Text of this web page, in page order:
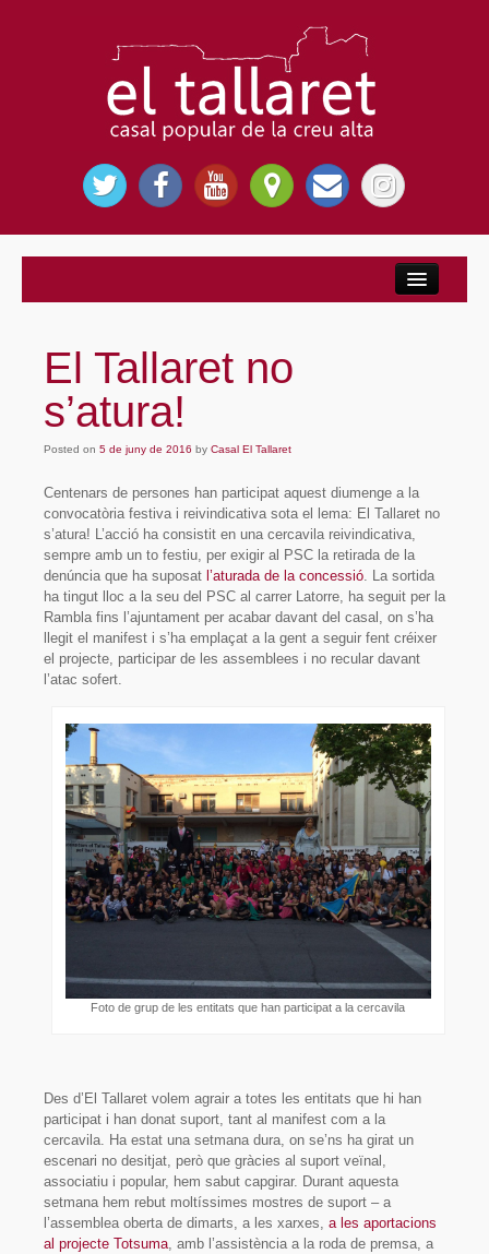
El Casal Popular
Per què El Tallaret?
Entitats
Sòcies i socis
Organització
On som?
Projecte
Activitats
Material
Documents fundacionals
Octavetes
Plafons
Videos
Fes-te soci/sòcia!
Enllaços
Contacte
El Tallaret no
s’atura!
Posted on 5 de juny de 2016 by Casal El Tallaret
Centenars de persones han participat aquest diumenge a la
convocatòria festiva i reivindicativa sota el lema: El Tallaret no
s’atura! L’acció ha consistit en una cercavila reivindicativa,
sempre amb un to festiu, per exigir al PSC la retirada de la
denúncia que ha suposat l’aturada de la concessió. La sortida
ha tingut lloc a la seu del PSC al carrer Latorre, ha seguit per la
Rambla fins l’ajuntament per acabar davant del casal, on s’ha
llegit el manifest i s’ha emplaçat a la gent a seguir fent créixer
el projecte, participar de les assemblees i no recular davant
l’atac sofert.
Foto de grup de les entitats que han participat a la cercavila
Des d’El Tallaret volem agrair a totes les entitats que hi han
participat i han donat suport, tant al manifest com a la
cercavila. Ha estat una setmana dura, on se’ns ha girat un
escenari no desitjat, però que gràcies al suport veïnal,
associatiu i popular, hem sabut capgirar. Durant aquesta
setmana hem rebut moltíssimes mostres de suport – a
l’assemblea oberta de dimarts, a les xarxes, a les aportacions
al projecte Totsuma , amb l’assistència a la roda de premsa, a